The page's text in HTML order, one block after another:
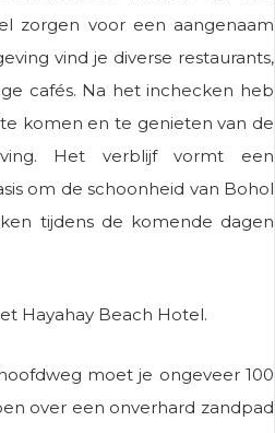
zorgen voor een aangenaam
vind je diverse restaurants,
cafés. Na het inchecken heb
komen en te genieten van de
Het verblijf vormt een
om de schoonheid van Bohol
tijdens de komende dagen
Hayahay Beach Hotel.
moet je ongeveer 100
over een onverhard zandpad